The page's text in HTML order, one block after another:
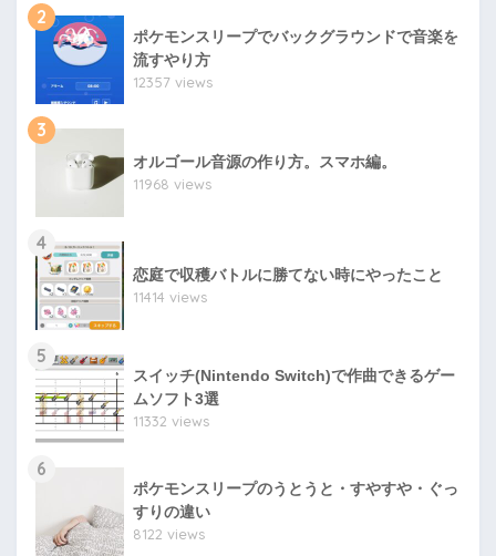
2
ポケモンスリープでバックグラウンドで音楽を
流すやり方
12357 views
3
オルゴール音源の作り方。スマホ編。
11968 views
4
恋庭で収穫バトルに勝てない時にやったこと
11414 views
5
スイッチ(Nintendo Switch)で作曲できるゲー
ムソフト3選
11332 views
6
ポケモンスリープのうとうと・すやすや・ぐっ
すりの違い
8122 views